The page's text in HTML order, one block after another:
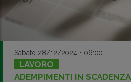
Sabato 28/12/2024 • 06:00
LAVORO
ADEMPIMENTI IN SCADENZA